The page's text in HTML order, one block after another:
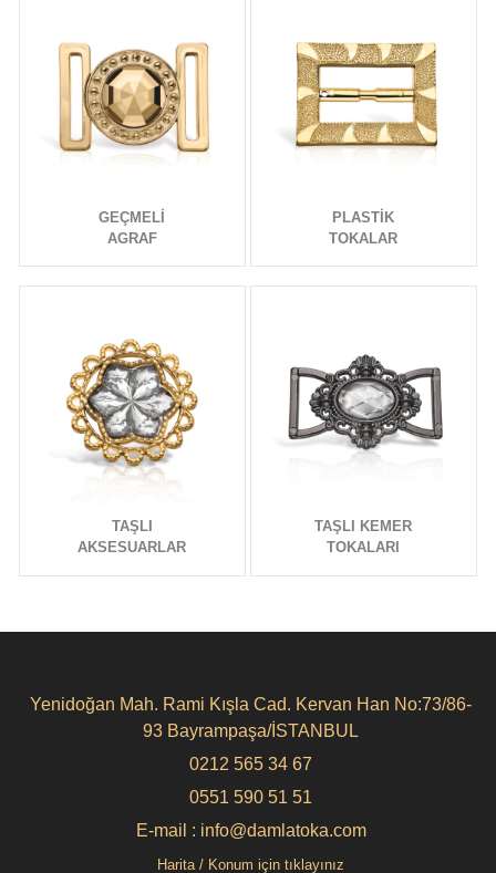
GEÇMELİ
AGRAF
PLASTİK
TOKALAR
TAŞLI
AKSESUARLAR
TAŞLI KEMER
TOKALARI
Yenidoğan Mah. Rami Kışla Cad. Kervan Han No:73/86-
93 Bayrampaşa/İSTANBUL
0212 565 34 67
0551 590 51 51
E-mail : info@damlatoka.com
Harita / Konum için tıklayınız